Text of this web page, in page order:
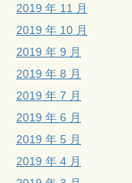
2019 年 11 月
2019 年 10 月
2019 年 9 月
2019 年 8 月
2019 年 7 月
2019 年 6 月
2019 年 5 月
2019 年 4 月